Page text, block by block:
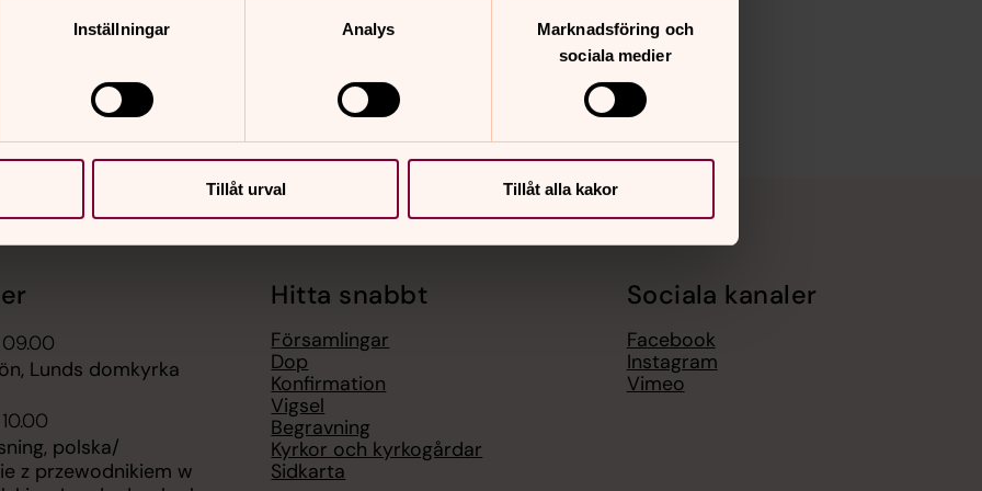
Inställningar Analys
Marknadsföring och
sociala medier
Tillåt urval Tillåt alla kakor
Lunds domkyrka
polska/
z przewodnikiem w
Hitta snabbt
Församlingar
Dop
Konfirmation
Vigsel
Begravning
Kyrkor och kyrkogårdar
Sidkarta
Sociala kanaler
Facebook
Instagram
Vimeo